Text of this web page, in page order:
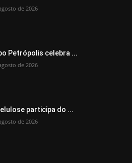
de 2026
Petrópolis celebra ...
de 2026
participa do ...
de 2026